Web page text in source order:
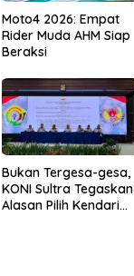
Moto4 2026: Empat
Rider Muda AHM Siap
Beraksi
Bukan Tergesa-gesa,
KONI Sultra Tegaskan
Alasan Pilih Kendari